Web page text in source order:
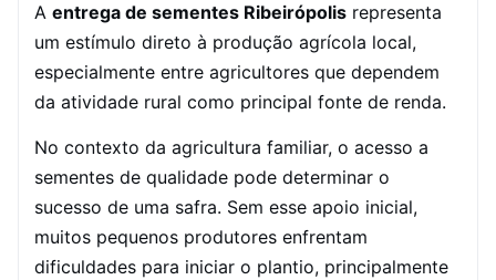
A entrega de sementes Ribeirópolis representa
um estímulo direto à produção agrícola local,
especialmente entre agricultores que dependem
da atividade rural como principal fonte de renda.
No contexto da agricultura familiar, o acesso a
sementes de qualidade pode determinar o
sucesso de uma safra. Sem esse apoio inicial,
muitos pequenos produtores enfrentam
dificuldades para iniciar o plantio, principalmente